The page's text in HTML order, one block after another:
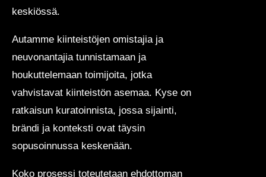
keskiössä.
Autamme kiinteistöjen omistajia ja
neuvonantajia tunnistamaan ja
houkuttelemaan toimijoita, jotka
vahvistavat kiinteistön asemaa. Kyse on
ratkaisun kuratoinnista, jossa sijainti,
brändi ja konteksti ovat täysin
sopusoinnussa keskenään.
Koko prosessi toteutetaan ehdottoman